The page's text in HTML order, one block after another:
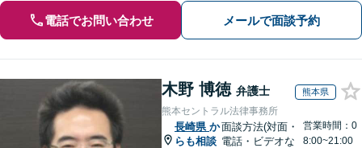
電話でお問い合わせ メールで面談予約
木野 博徳 弁護士 熊本県
熊本セントラル法律事務所
長崎県 か
らも相談
面談方法(対面・
電話・ビデオな
営業時間：0
8:00~21:00